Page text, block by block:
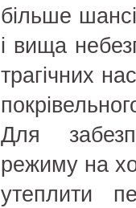
більше
і вища
трагічних
Для
режиму на
утеплити